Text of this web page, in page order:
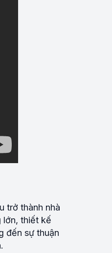
trở thành nhà
lớn, thiết kế
đến sự thuận